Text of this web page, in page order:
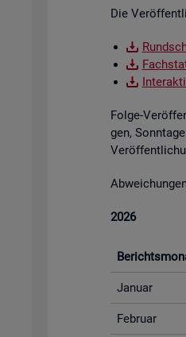
Die
Folge-
gen,
2026
Ja­nu­ar
Fe­bru­ar